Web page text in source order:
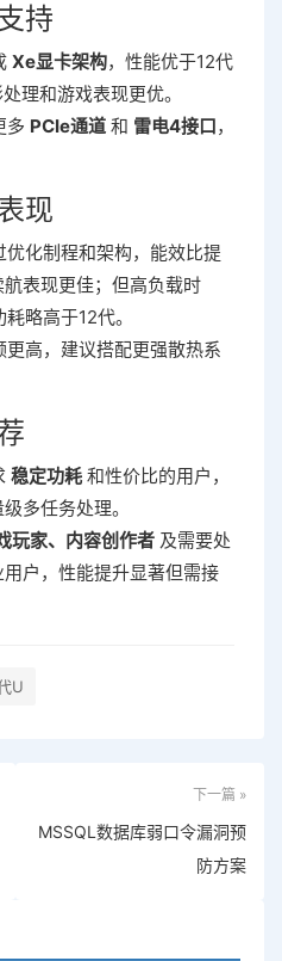
持
Xe显卡架构‌，性能优于12代
理和游戏表现更优‌。
PCIe通道 ‌ 和 ‌ 雷电4接口‌，
现
优化制程和架构，能效比提
表现更佳；但高负载时
略高于12代‌。
更高，建议搭配更强散热系
稳定功耗 ‌ 和性价比的用户，
多任务处理‌。
玩家、内容创作者 ‌ 及需要处
户，性能提升显著但需接
U
下一篇 »
MSSQL数据库弱口令漏洞预
防方案